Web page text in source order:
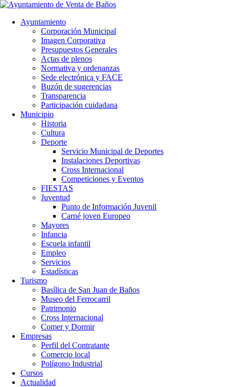
Ayuntamiento
Corporación Municipal
Imagen Corporativa
Presupuestos Generales
Actas de plenos
Normativa y ordenanzas
Sede electrónica y FACE
Buzón de sugerencias
Transparencia
Participación cuidadana
Municipio
Historia
Cultura
Deporte
Servicio Municipal de Deportes
Instalaciones Deportivas
Cross Internacional
Competiciones y Eventos
FIESTAS
Juventud
Punto de Información Juvenil
Carné joven Europeo
Mayores
Infancia
Escuela infantil
Empleo
Servicios
Estadísticas
Turismo
Basílica de San Juan de Baños
Museo del Ferrocarril
Patrimonio
Cross Internacional
Comer y Dormir
Empresas
Perfil del Contratante
Comercio local
Polígono Industrial
Cursos
Actualidad